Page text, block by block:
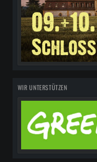
WIR UNTERSTÜTZEN